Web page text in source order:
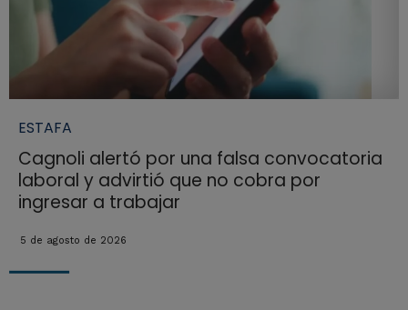
ESTAFA
Cagnoli alertó por una falsa convocatoria
laboral y advirtió que no cobra por
ingresar a trabajar
5 de agosto de 2026